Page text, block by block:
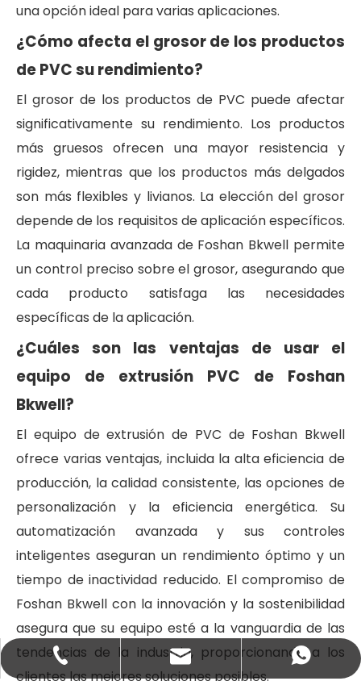
una opción ideal para varias aplicaciones.
¿Cómo afecta el grosor de los productos
de PVC su rendimiento?
El grosor de los productos de PVC puede afectar
significativamente su rendimiento. Los productos
más gruesos ofrecen una mayor resistencia y
rigidez, mientras que los productos más delgados
son más flexibles y livianos. La elección del grosor
depende de los requisitos de aplicación específicos.
La maquinaria avanzada de Foshan Bkwell permite
un control preciso sobre el grosor, asegurando que
cada producto satisfaga las necesidades
específicas de la aplicación.
¿Cuáles son las ventajas de usar el
equipo de extrusión PVC de Foshan
Bkwell?
El equipo de extrusión de PVC de Foshan Bkwell
ofrece varias ventajas, incluida la alta eficiencia de
producción, la calidad consistente, las opciones de
personalización y la eficiencia energética. Su
automatización avanzada y sus controles
inteligentes aseguran un rendimiento óptimo y un
tiempo de inactividad reducido. El compromiso de
Foshan Bkwell con la innovación y la sostenibilidad
asegura que su equipo esté a la vanguardia de las
tendencias de la industria, proporcionando a los
clientes las mejores soluciones posibles.
+86-137-7300-0606
salbl@jwell.cn
+8613773000606